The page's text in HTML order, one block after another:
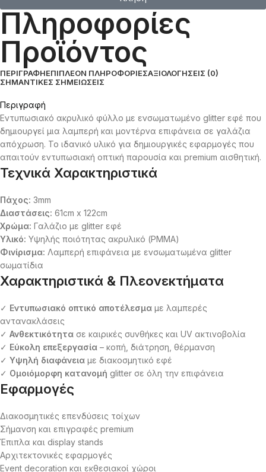
Πληροφορίες
Προϊόντος
ΠΕΡΙΓΡΑΦΉΕΠΙΠΛΈΟΝ ΠΛΗΡΟΦΟΡΊΕΣΑΞΙΟΛΟΓΉΣΕΙΣ (0)
ΣΗΜΑΝΤΙΚΈΣ ΣΗΜΕΙΏΣΕΙΣ
Περιγραφή
Εντυπωσιακό ακρυλικό φύλλο με ενσωματωμένο glitter εφέ που
δημιουργεί μια λαμπερή και μοντέρνα επιφάνεια σε γαλάζια
απόχρωση. Το ιδανικό υλικό για δημιουργικές εφαρμογές που
απαιτούν εντυπωσιακή οπτική παρουσία και premium αισθητική.
Τεχνικά Χαρακτηριστικά
Πάχος: 3mm
Διαστάσεις: 61cm x 122cm
Χρώμα: Γαλάζιο με glitter εφέ
Υλικό: Υψηλής ποιότητας ακρυλικό (PMMA)
Φινίρισμα: Λαμπερή επιφάνεια με ενσωματωμένα glitter
σωματίδια
Χαρακτηριστικά & Πλεονεκτήματα
✓ Εντυπωσιακό οπτικό αποτέλεσμα με λαμπερές
αντανακλάσεις
✓ Ανθεκτικότητα σε καιρικές συνθήκες και UV ακτινοβολία
✓ Εύκολη επεξεργασία – κοπή, διάτρηση, θέρμανση
✓ Υψηλή διαφάνεια με διακοσμητικό εφέ
✓ Ομοιόμορφη κατανομή glitter σε όλη την επιφάνεια
Εφαρμογές
Διακοσμητικές επενδύσεις τοίχων
Σήμανση και επιγραφές premium
Έπιπλα και display stands
Αρχιτεκτονικές εφαρμογές
Event decoration και εκθεσιακοί χώροι